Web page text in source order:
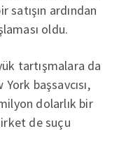
satışın ardından
oldu.
tartışmalara da
başsavcısı,
dolarlık bir
de suçu